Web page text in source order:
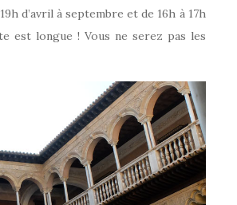
d’avril à septembre et de 16h à 17h
est longue ! Vous ne serez pas les